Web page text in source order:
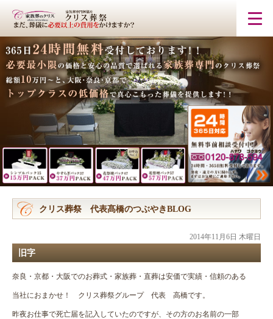
クリス葬祭 代表髙橋のつぶやきBLOG
2014年11月6日 木曜日
旧字
奈良・京都・大阪でのお葬式・家族葬・直葬は安価で実績・信頼のある
当社におまかせ！ クリス葬祭グループ 代表 高橋です。
昨夜お仕事で死亡届を記入していたのですが、その方のお名前の一部